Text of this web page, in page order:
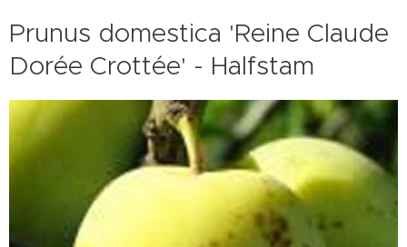
Prunus domestica 'Reine Claude
Dorée Crottée' - Halfstam